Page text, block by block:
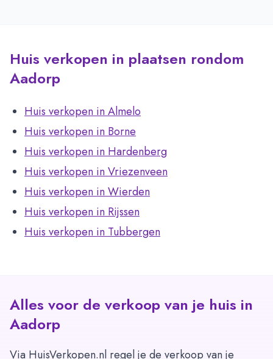
Huis verkopen in plaatsen rondom
Aadorp
Huis verkopen in Almelo
Huis verkopen in Borne
Huis verkopen in Hardenberg
Huis verkopen in Vriezenveen
Huis verkopen in Wierden
Huis verkopen in Rijssen
Huis verkopen in Tubbergen
Alles voor de verkoop van je huis in
Aadorp
Via HuisVerkopen.nl regel je de verkoop van je